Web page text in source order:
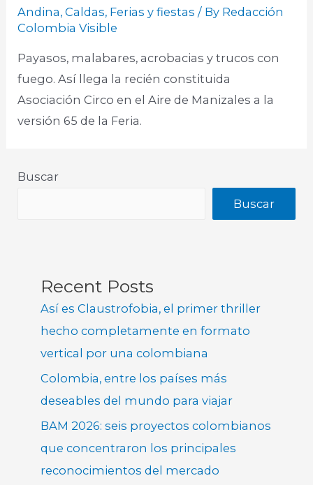
Andina,Caldas, Ferias y fiestas / By Redacción
Colombia Visible
Payasos, malabares, acrobacias y trucos con
fuego. Así llega la recién constituida
Asociación Circo en el Aire de Manizales a la
versión 65 de la Feria.
Buscar
Buscar
Recent Posts
Así es Claustrofobia, el primer thriller
hecho completamente en formato
vertical por una colombiana
Colombia, entre los países más
deseables del mundo para viajar
BAM 2026: seis proyectos colombianos
que concentraron los principales
reconocimientos del mercado